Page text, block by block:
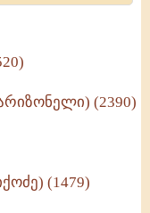
- II ტომი
-
(2390)
(1479)